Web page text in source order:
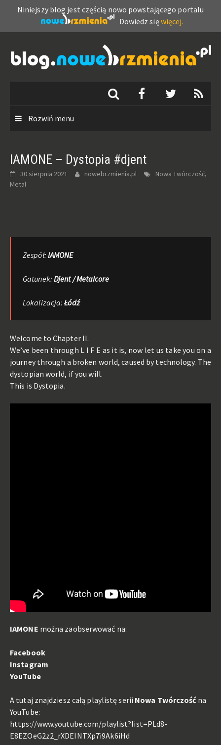
Niniejszy blog jest częścią nowo powstającego portalu
Dowiedz sięwięcej.
content
Rozwiń menu
IAMONE – Dystopia #djent
30 sierpnia 2021 nowebrzmienia.pl
Nowa Twórczość,
Metal
Zespół: IAMONE
Gatunek: Djent / Metalcore
Lokalizacja:Łódź
Welcome to Chapter II.
We’ve been through L I F E as it is, now let us take you on a
journey through a broken world, caused by technology. The
dystopian world, if you will.
This is Dystopia.
IAMONE można zaobserwować na:
Facebook
Instagram
YouTube
A tutaj znajdziesz całą playlistę serii Nowa Twórczośćna
YouTube:
https://www.youtube.com/playlist?list=PLd8-
E8EZOeG2z2_rXDEINTXp7i9Ak6iHd